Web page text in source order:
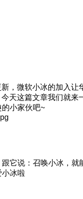
，微软小冰的加入让
天这篇文章我们就来
小家伙吧~
它说：召唤小冰，就
冰啦